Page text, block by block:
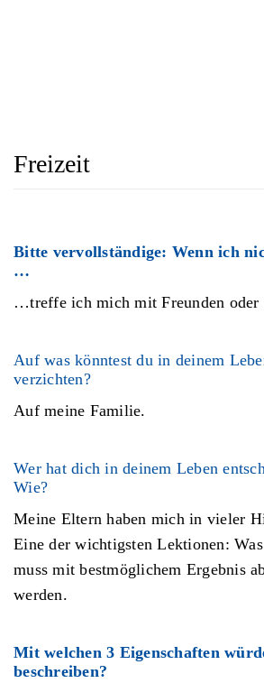
Freizeit
Bitte vervollständige: Wenn ich
…
…treffe ich mich mit Freunden oder
Auf was könntest du in deinem
verzichten?
Auf meine Familie.
Wer hat dich in deinem Leben
Wie?
Meine Eltern haben mich in vieler
Eine der wichtigsten Lektionen:
muss mit bestmöglichem Ergebnis
werden.
Mit welchen 3 Eigenschaften
beschreiben?